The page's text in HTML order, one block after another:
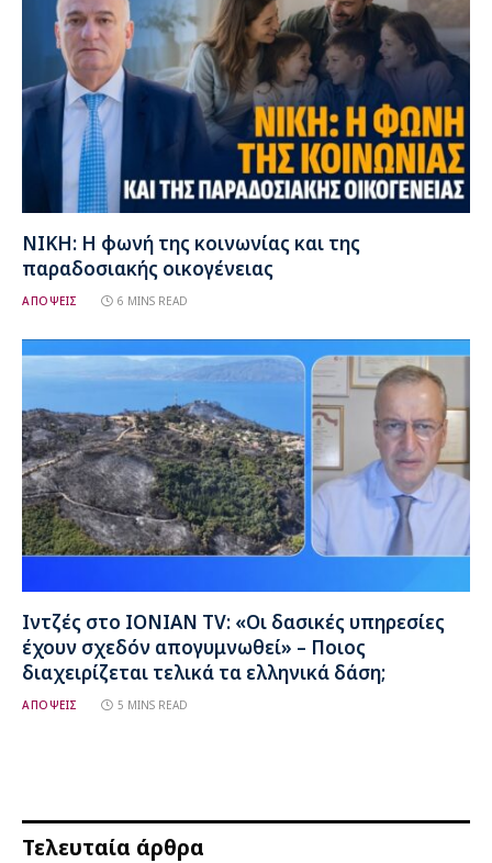
ΝΙΚΗ: Η φωνή της κοινωνίας και της
παραδοσιακής οικογένειας
ΑΠΟΨΕΙΣ 6 MINS READ
Ιντζές στο IONIAN TV: «Οι δασικές υπηρεσίες
έχουν σχεδόν απογυμνωθεί» – Ποιος
διαχειρίζεται τελικά τα ελληνικά δάση;
ΑΠΟΨΕΙΣ 5 MINS READ
Τελευταία άρθρα